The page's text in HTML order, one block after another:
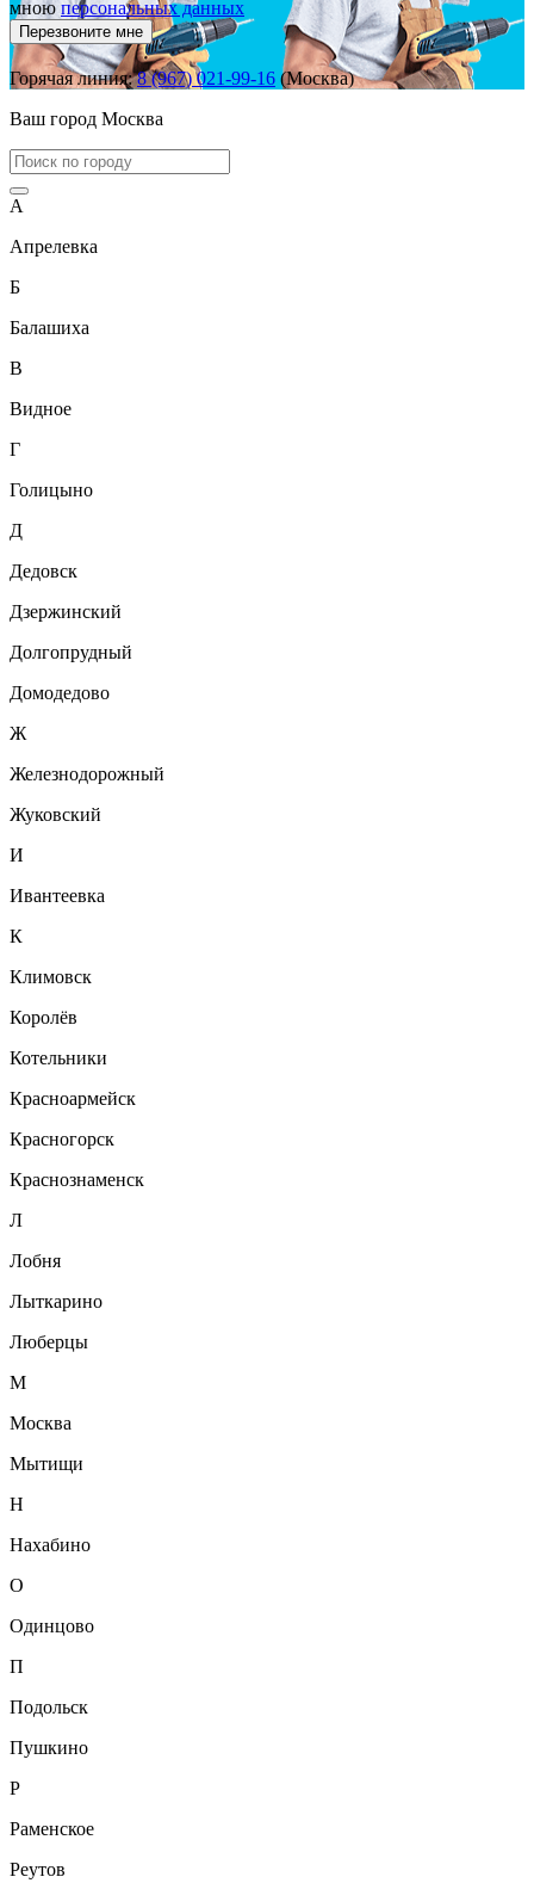
мною персональных данных
Перезвоните мне
Горячая линия:8 (967) 021-99-16 (Москва)
Ваш город Москва
А
Апрелевка
Б
Балашиха
В
Видное
Г
Голицыно
Д
Дедовск
Дзержинский
Долгопрудный
Домодедово
Ж
Железнодорожный
Жуковский
И
Ивантеевка
К
Климовск
Королёв
Котельники
Красноармейск
Красногорск
Краснознаменск
Л
Лобня
Лыткарино
Люберцы
М
Москва
Мытищи
Н
Нахабино
О
Одинцово
П
Подольск
Пушкино
Р
Раменское
Реутов